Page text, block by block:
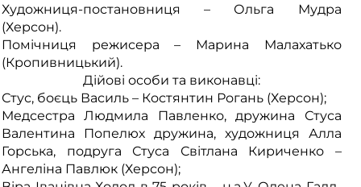
Художниця-постановниця – Ольга Мудра
(Херсон).
Помічниця режисера – Марина Малахатько
(Кропивницький).
Дійові особи та виконавці:
Стус, боєць Василь – Костянтин Рогань (Херсон);
Медсестра Людмила Павленко, дружина Стуса
Валентина Попелюх дружина, художниця Алла
Горська, подруга Стуса Світлана Кириченко –
Ангеліна Павлюк (Херсон);